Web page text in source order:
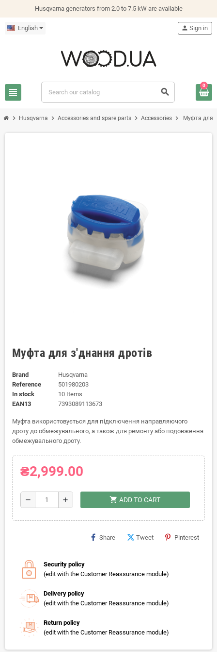
Husqvarna generators from 2.0 to 7.5 kW are available
English
view_headline search
person Sign in
0
chevron_right Husqvarna chevron_right Accessories and spare parts chevron_right Accessories chevron_right Муфта для
Муфта для з'днання дротів
Brand
Husqvarna
Reference
501980203
In stock
10 Items
EAN13
7393089113673
Муфта використовується для підключення направляючого
дроту до обмежувального, а також для ремонту або подовження
обмежувального дроту.
₴2,999.00
remove add shopping_cart ADD TO CART
Share Tweet Pinterest
Security policy
(edit with the Customer Reassurance module)
Delivery policy
(edit with the Customer Reassurance module)
Return policy
(edit with the Customer Reassurance module)